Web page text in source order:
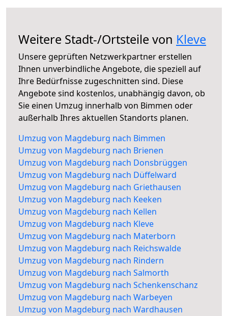
Weitere Stadt-/Ortsteile von Kleve
Unsere geprüften Netzwerkpartner erstellen
Ihnen unverbindliche Angebote, die speziell auf
Ihre Bedürfnisse zugeschnitten sind. Diese
Angebote sind kostenlos, unabhängig davon, ob
Sie einen Umzug innerhalb von Bimmen oder
außerhalb Ihres aktuellen Standorts planen.
Umzug von Magdeburg nach Bimmen
Umzug von Magdeburg nach Brienen
Umzug von Magdeburg nach Donsbrüggen
Umzug von Magdeburg nach Düffelward
Umzug von Magdeburg nach Griethausen
Umzug von Magdeburg nach Keeken
Umzug von Magdeburg nach Kellen
Umzug von Magdeburg nach Kleve
Umzug von Magdeburg nach Materborn
Umzug von Magdeburg nach Reichswalde
Umzug von Magdeburg nach Rindern
Umzug von Magdeburg nach Salmorth
Umzug von Magdeburg nach Schenkenschanz
Umzug von Magdeburg nach Warbeyen
Umzug von Magdeburg nach Wardhausen